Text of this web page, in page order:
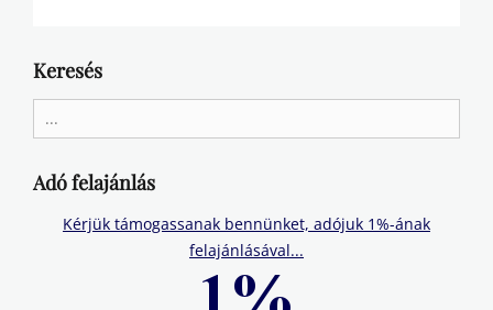
Keresés
for:
Adó felajánlás
Kérjük támogassanak bennünket, adójuk 1%-ának
felajánlásával...